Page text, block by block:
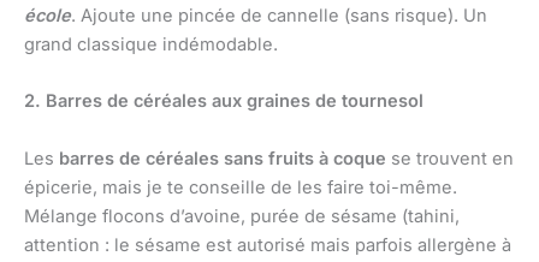
école. Ajoute une pincée de cannelle (sans risque). Un
grand classique indémodable.
2. Barres de céréales aux graines de tournesol
Les barres de céréales sans fruits à coque se trouvent en
épicerie, mais je te conseille de les faire toi-même.
Mélange flocons d’avoine, purée de sésame (tahini,
attention : le sésame est autorisé mais parfois allergène à